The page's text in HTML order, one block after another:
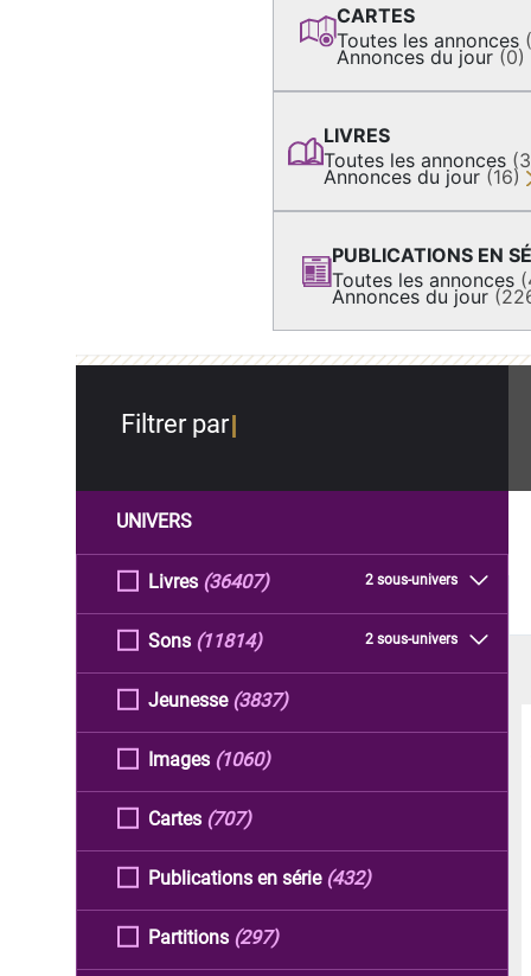
CARTES
Toutes les annonces
Annonces du jour (0)
LIVRES
Toutes les annonces
Annonces du jour (16)
PUBLICATIONS EN
Toutes les annonces
Annonces du jour
Filtrer par
UNIVERS
Livres 2 sous-univers
(36407)
Sons 2 sous-univers
(11814)
Jeunesse (3837)
Images (1060)
Cartes (707)
Publications en série (432)
Partitions (297)